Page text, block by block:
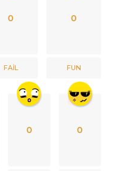
0
FAIL
0
FUN
0 0